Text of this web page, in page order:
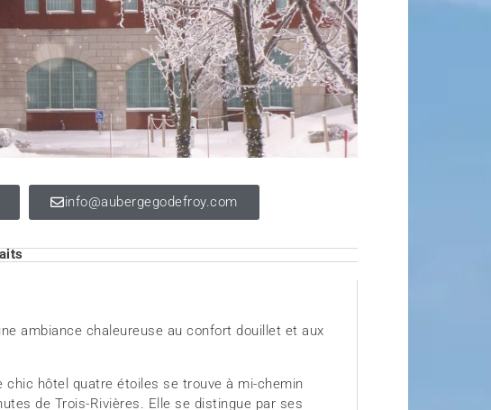
info@aubergegodefroy.com
ambiance chaleureuse au confort douillet et aux
hôtel quatre étoiles se trouve à mi-chemin
de Trois-Rivières. Elle se distingue par ses